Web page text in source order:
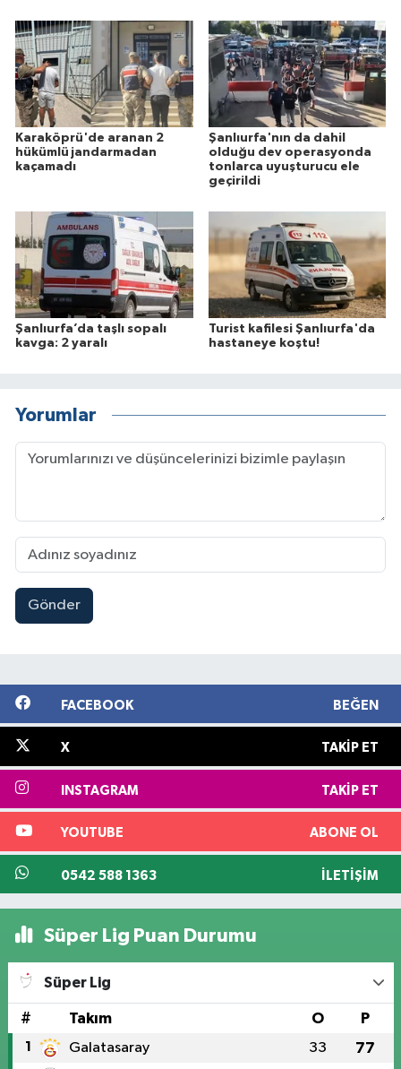
Karaköprü'de aranan 2
hükümlü jandarmadan
kaçamadı
Şanlıurfa'nın da dahil
olduğu dev operasyonda
tonlarca uyuşturucu ele
geçirildi
Şanlıurfa’da taşlı sopalı
kavga: 2 yaralı
Turist kafilesi Şanlıurfa'da
hastaneye koştu!
Yorumlar
Gönder
FACEBOOK BEĞEN
X TAKIP ET
INSTAGRAM TAKIP ET
YOUTUBE ABONE OL
0542 588 1363 İLETIŞIM
Süper Lig Puan Durumu
Süper Lig
# Takım O P
1 Galatasaray 33 77